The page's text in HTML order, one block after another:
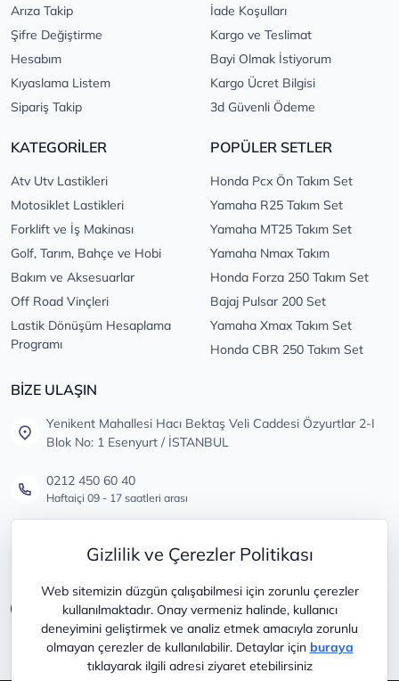
Gizlilik ve Çerezler Politikası
Web sitemizin düzgün çalışabilmesi için zorunlu çerezler
kullanılmaktadır. Onay vermeniz halinde, kullanıcı
deneyimini geliştirmek ve analiz etmek amacıyla zorunlu
olmayan çerezler de kullanılabilir. Detaylar için buraya
tıklayarak ilgili adresi ziyaret etebilirsiniz
Arıza Takip
Şifre Değiştirme
Hesabım
Kıyaslama Listem
Sipariş Takip
İade Koşulları
Kargo ve Teslimat
Bayi Olmak İstiyorum
Kargo Ücret Bilgisi
3d Güvenli Ödeme
KATEGORİLER
Atv Utv Lastikleri
Motosiklet Lastikleri
Forklift ve İş Makinası
Golf, Tarım, Bahçe ve Hobi
Bakım ve Aksesuarlar
Off Road Vinçleri
Lastik Dönüşüm Hesaplama
Programı
POPÜLER SETLER
Honda Pcx Ön Takım Set
Yamaha R25 Takım Set
Yamaha MT25 Takım Set
Yamaha Nmax Takım
Honda Forza 250 Takım Set
Bajaj Pulsar 200 Set
Yamaha Xmax Takım Set
Honda CBR 250 Takım Set
BİZE ULAŞIN
Yenikent Mahallesi Hacı Bektaş Veli Caddesi Özyurtlar 2-I
Blok No: 1 Esenyurt / İSTANBUL
0212 450 60 40
Haftaiçi 09 - 17 saatleri arası
Tüm öneri ve şikayetleriniz için